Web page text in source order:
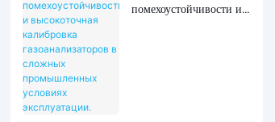
помехоустойчивости и